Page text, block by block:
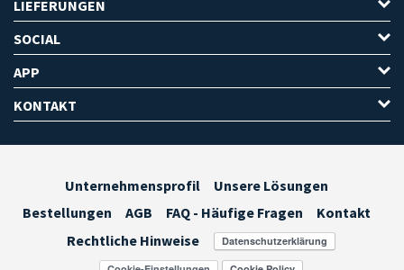
LIEFERUNGEN
SOCIAL
APP
KONTAKT
Unternehmensprofil
Unsere Lösungen
Bestellungen
AGB FAQ - Häufige Fragen
Kontakt
Rechtliche Hinweise